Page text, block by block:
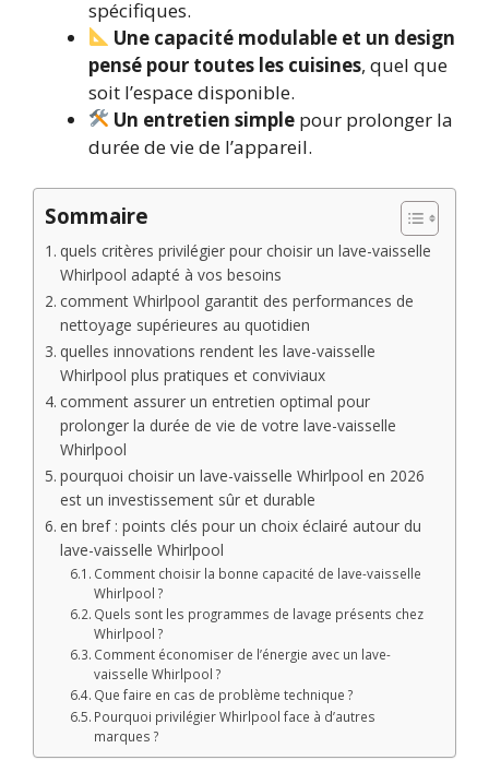
spécifiques.
Une capacité modulable et un design
pensé pour toutes les cuisines, quel que
soit l’espace disponible.
Un entretien simple pour prolonger la
durée de vie de l’appareil.
Sommaire
quels critères privilégier pour choisir un lave-vaisselle
Whirlpool adapté à vos besoins
comment Whirlpool garantit des performances de
nettoyage supérieures au quotidien
quelles innovations rendent les lave-vaisselle
Whirlpool plus pratiques et conviviaux
comment assurer un entretien optimal pour
prolonger la durée de vie de votre lave-vaisselle
Whirlpool
pourquoi choisir un lave-vaisselle Whirlpool en 2026
est un investissement sûr et durable
en bref : points clés pour un choix éclairé autour du
lave-vaisselle Whirlpool
Comment choisir la bonne capacité de lave-vaisselle
Whirlpool ?
Quels sont les programmes de lavage présents chez
Whirlpool ?
Comment économiser de l’énergie avec un lave-
vaisselle Whirlpool ?
Que faire en cas de problème technique ?
Pourquoi privilégier Whirlpool face à d’autres
marques ?